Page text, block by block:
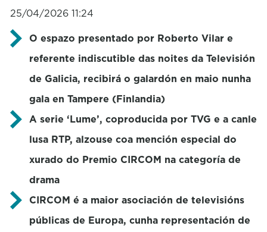
25/04/2026 11:24
O espazo presentado por Roberto Vilar e
referente indiscutible das noites da Televisión
de Galicia, recibirá o galardón en maio nunha
gala en Tampere (Finlandia)
A serie ‘Lume’, coproducida por TVG e a canle
lusa RTP, alzouse coa mención especial do
xurado do Premio CIRCOM na categoría de
drama
CIRCOM é a maior asociación de televisións
públicas de Europa, cunha representación de